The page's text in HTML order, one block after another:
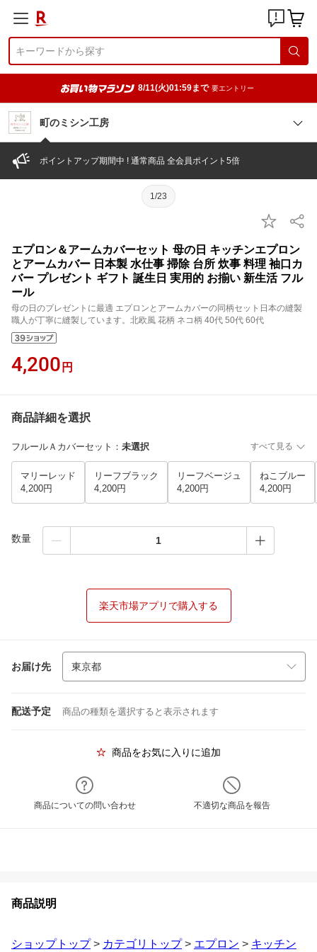
8/11(火)01:59まで 要エントリー
町のミシン工房
ポイントアップ期間中 ! 通常商品 全会員ポイント5倍
1/23
エプロン＆アームカバーセット 母の日 キッチンエプロン
とアームカバー 日本製 水仕事 掃除 台所 炊事 料理 袖口カ
バー プレゼント ギフト 誕生日 実用的 お揃い 新生活 フル
ール
母の日のプレゼントに最適 エプロンとアームカバーの同柄セット日本の縫製
職人が丁寧に縫製しています。北欧風 花柄 ネコ柄 40代 50代 60代
4,200 円
商品詳細を選択
フルールＡカバーセット ： 未選択 すべて見る
マリーレッド
4,200円
リーフブラック
4,200円
リーフベージュ
4,200円
ねこブルー
4,200円
数量
楽天市場アプリで購入する
お届け先
配送予定 商品の種類を選択すると表示されます
商品をお気に入りに追加
商品についての問い合わせ 不適切な商品を報告
商品説明
ショップトップ> カテゴリトップ> エプロン > キッチン